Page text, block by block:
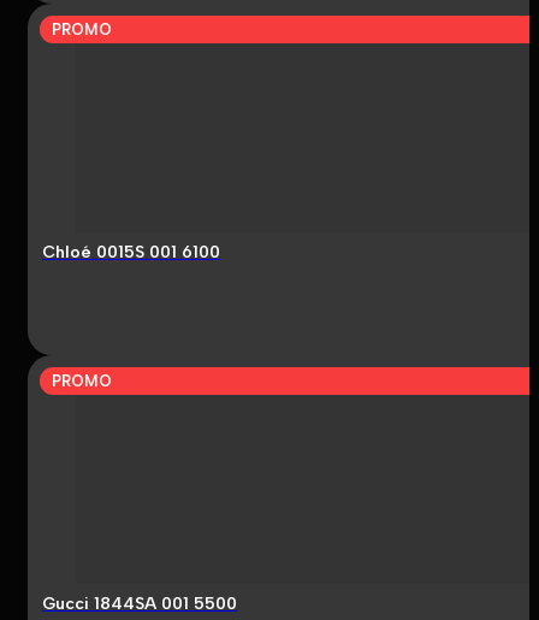
PROMO
Chloé 0015S 001 6100
PROMO
Gucci 1844SA 001 5500